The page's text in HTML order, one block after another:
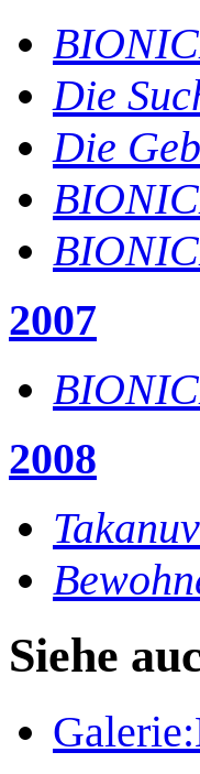
Die
Die
2007
2008
Siehe